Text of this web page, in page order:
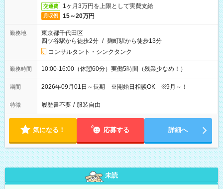
交通費 1ヶ月3万円を上限として実費支給
月収例 15～20万円
勤務地
東京都千代田区
四ツ谷駅から徒歩2分 / 麹町駅から徒歩13分
コンサルタント・シンクタンク
勤務時間 10:00-16:00（休憩60分）実働5時間（残業少なめ！）
期間 2026年09月01日～長期 ※開始日相談OK ※9月～！
特徴 履歴書不要 / 服装自由
気になる！ 応募する 詳細へ
未読